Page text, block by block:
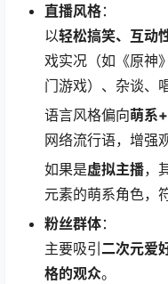
直播风格：
以轻松搞笑、互动
戏实况（如《原神
门游戏）、杂谈、
语言风格偏向萌系
网络流行语，增强
如果是虚拟主播，
元素的萌系角色，
粉丝群体：
主要吸引二次元爱
格的观众。